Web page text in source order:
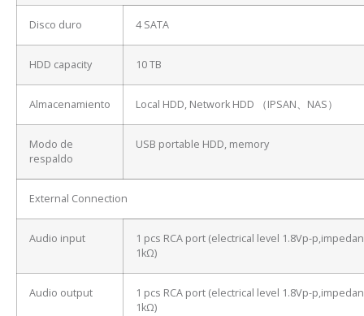
Disco duro 4 SATA
HDD capacity 10 TB
Almacenamiento Local HDD, Network HDD （IPSAN、NAS）
Modo de
respaldo
USB portable HDD, memory
External Connection
Audio input
1 pcs RCA port (electrical level 1.8Vp-
1kΩ)
Audio output
1 pcs RCA port (electrical level 1.8Vp-
1kΩ)